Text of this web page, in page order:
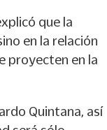
que la
en la relación
proyecten en la
Quintana, así